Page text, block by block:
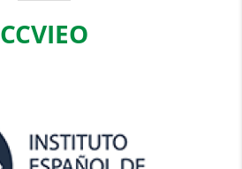
CCVIEO